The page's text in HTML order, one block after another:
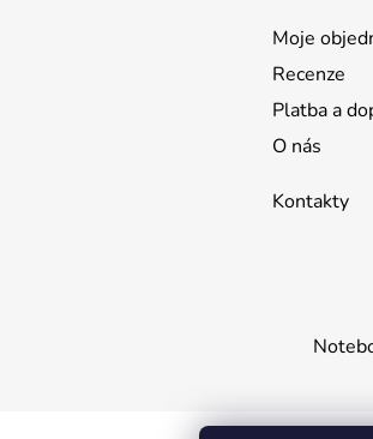
Moje
Recenze
Platba a
O nás
Kontakty